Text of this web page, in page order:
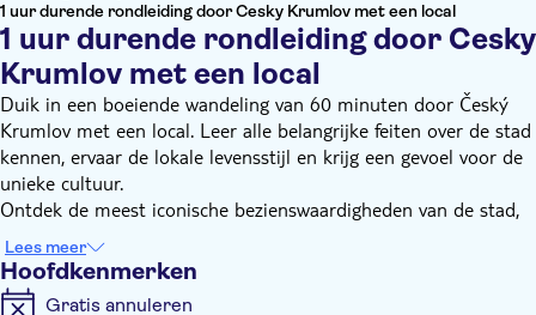
1 uur durende rondleiding door Cesky Krumlov met een local
1 uur durende rondleiding door Cesky
Krumlov met een local
Duik in een boeiende wandeling van 60 minuten door Český
Krumlov met een local. Leer alle belangrijke feiten over de stad
kennen, ervaar de lokale levensstijl en krijg een gevoel voor de
unieke cultuur.
Ontdek de meest iconische bezienswaardigheden van de stad,
van het Staatskasteel en Kasteel tot Latrán.
Om je verblijf nog onvergetelijker en aangenamer te maken,
ontvang je insidertips over de beste cafés, restaurants en
Lees meer
Hoofdkenmerken
Gratis annuleren